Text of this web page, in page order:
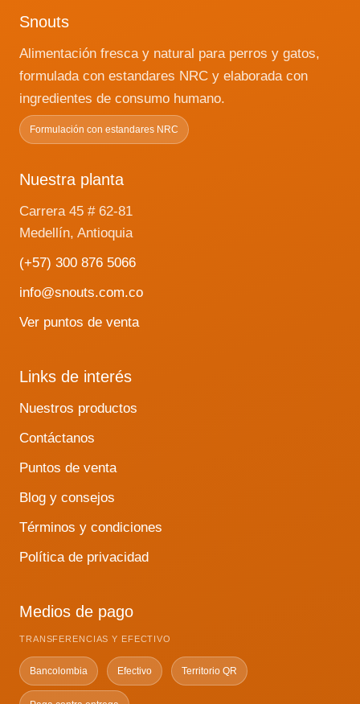
Snouts
Alimentación fresca y natural para perros y gatos,
formulada con estandares NRC y elaborada con
ingredientes de consumo humano.
Formulación con estandares NRC
Nuestra planta
Carrera 45 # 62-81
Medellín, Antioquia
(+57) 300 876 5066
info@snouts.com.co
Ver puntos de venta
Links de interés
Nuestros productos
Contáctanos
Puntos de venta
Blog y consejos
Términos y condiciones
Política de privacidad
Medios de pago
TRANSFERENCIAS Y EFECTIVO
Bancolombia Efectivo Territorio QR